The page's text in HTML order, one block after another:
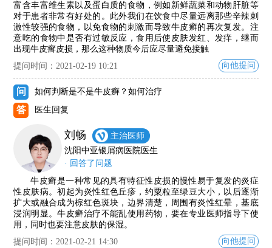
富含丰富维生素以及蛋白质的食物，例如新鲜蔬菜和动物肝脏等
对于患者非常有好处的。此外我们在饮食中尽量远离那些辛辣刺
激性较强的食物，以免食物的刺激而导致牛皮癣的再次复发。注
意吃的食物中是否有过敏反应，食用后使皮肤发红、发痒，继而
出现牛皮癣皮损，那么这种物质今后应尽量避免接触
提问时间：2021-02-19 10:21
向他提问
问 如何判断是不是牛皮癣？如何治疗
答 医生回复
刘畅
主治医师
沈阳中亚银屑病医院医生
· 回答了问题
牛皮癣是一种常见的具有特征性皮损的慢性易于复发的炎症
性皮肤病。初起为炎性红色丘疹，约粟粒至绿豆大小，以后逐渐
扩大或融合成为棕红色斑块，边界清楚，周围有炎性红晕，基底
浸润明显。牛皮癣治疗不能乱使用药物，要在专业医师指导下使
用，同时也要注意皮肤的保湿。
提问时间：2021-02-21 14:30
向他提问